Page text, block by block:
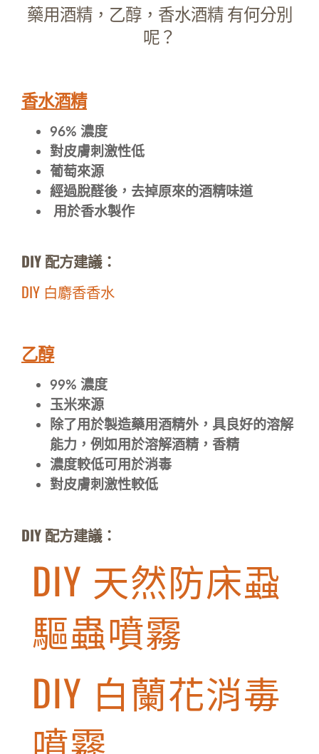
藥用酒精，乙醇，香水酒精 有何分別
呢？
香水酒精
96% 濃度
對皮膚刺激性低
葡萄來源
經過脫醛後，去掉原來的酒精味道
用於香水製作
DIY 配方建議：
DIY 白麝香香水
乙醇
99% 濃度
玉米來源
除了用於製造藥用酒精外，具良好的溶解
能力，例如用於溶解酒精，香精
濃度較低可用於消毒
對皮膚刺激性較低
DIY 配方建議：
DIY 天然防床蝨
驅蟲噴霧
DIY 白蘭花消毒
噴霧